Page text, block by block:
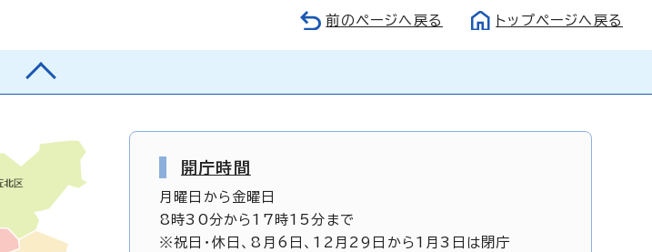
前のページへ戻る トップページへ戻る
開庁時間
月曜日から金曜日
8時30分から17時15分まで
※祝日・休日、8月6日、12月29日から1月3日は閉庁